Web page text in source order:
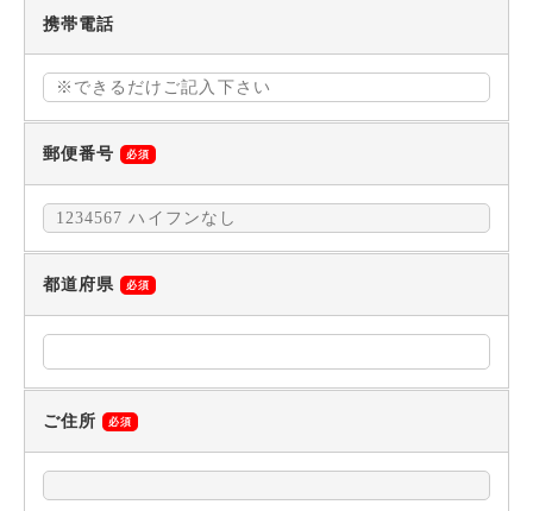
携帯電話
郵便番号 必須
都道府県 必須
ご住所 必須